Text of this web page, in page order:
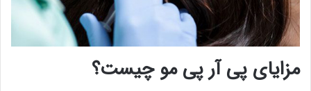
مزایای پی آر پی مو چیست؟